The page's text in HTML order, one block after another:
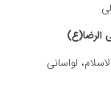
لواسانی